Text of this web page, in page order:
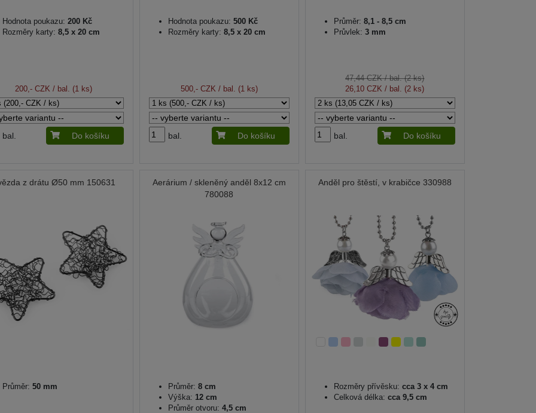
Hodnota poukazu: 200 Kč
Rozměry karty: 8,5 x 20 cm
200,- CZK / bal. (1 ks)
bal. Do košíku
Hodnota poukazu: 500 Kč
Rozměry karty: 8,5 x 20 cm
500,- CZK / bal. (1 ks)
bal. Do košíku
Průměr: 8,1 - 8,5 cm
Průvlek: 3 mm
47,44 CZK/ bal. (2 ks)
26,10 CZK / bal. (2 ks)
bal. Do košíku
z drátu Ø50 mm 150631
Průměr: 50 mm
Aerárium / skleněný anděl 8x12 cm
780088
Průměr: 8 cm
Výška: 12 cm
Průměr otvoru: 4,5 cm
Anděl pro štěstí, v krabičce 330988
Rozměry přívěsku: cca 3 x 4 cm
Celková délka: cca 9,5 cm